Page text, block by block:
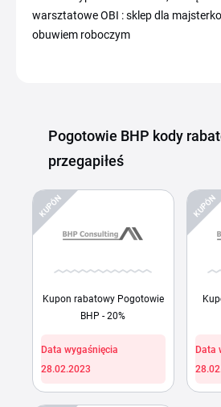
warsztatowe OBI : sklep dla
obuwiem roboczym
Pogotowie BHP kody
przegapiłeś
KUPÓN
Kupon rabatowy Pogotowie
BHP - 20%
Data wygaśnięcia
28.02.2023
KUPÓN
Data